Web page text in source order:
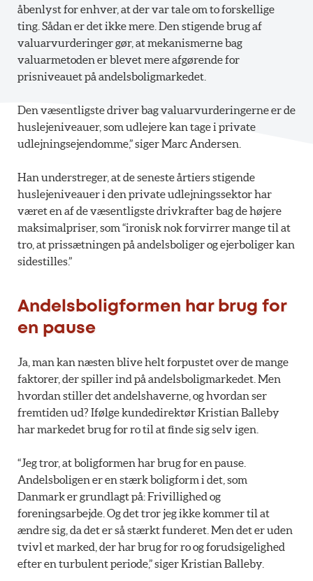
åbenlyst for enhver, at der var tale om to forskellige
ting. Sådan er det ikke mere. Den stigende brug af
valuarvurderinger gør, at mekanismerne bag
valuarmetoden er blevet mere afgørende for
prisniveauet på andelsboligmarkedet.
Den væsentligste driver bag valuarvurderingerne er de
huslejeniveauer, som udlejere kan tage i private
udlejningsejendomme,” siger Marc Andersen.
Han understreger, at de seneste årtiers stigende
huslejeniveauer i den private udlejningssektor har
været en af de væsentligste drivkrafter bag de højere
maksimalpriser, som “ironisk nok forvirrer mange til at
tro, at prissætningen på andelsboliger og ejerboliger kan
sidestilles.”
Andelsboligformen har brug for
en pause
Ja, man kan næsten blive helt forpustet over de mange
faktorer, der spiller ind på andelsboligmarkedet. Men
hvordan stiller det andelshaverne, og hvordan ser
fremtiden ud? Ifølge kundedirektør Kristian Balleby
har markedet brug for ro til at finde sig selv igen.
“Jeg tror, at boligformen har brug for en pause.
Andelsboligen er en stærk boligform i det, som
Danmark er grundlagt på: Frivillighed og
foreningsarbejde. Og det tror jeg ikke kommer til at
ændre sig, da det er så stærkt funderet. Men det er uden
tvivl et marked, der har brug for ro og forudsigelighed
efter en turbulent periode,” siger Kristian Balleby.